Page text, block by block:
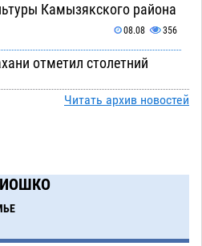
Камызякского района
08.08 356
отметил столетний
колеса авто в Астрахани
Читать архив новостей